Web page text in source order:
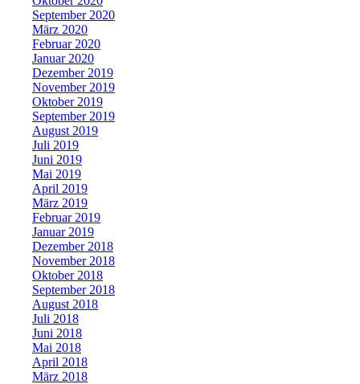
September 2020
März 2020
Februar 2020
Januar 2020
Dezember 2019
November 2019
Oktober 2019
September 2019
August 2019
Juli 2019
Juni 2019
Mai 2019
April 2019
März 2019
Februar 2019
Januar 2019
Dezember 2018
November 2018
Oktober 2018
September 2018
August 2018
Juli 2018
Juni 2018
Mai 2018
April 2018
März 2018